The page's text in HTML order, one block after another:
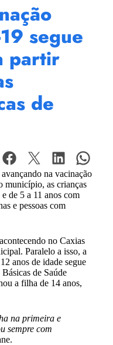
segue
partir
de
na vacinação
município, as crianças
de 5 a 11 anos com
e pessoas com
no Caxias
Paralelo a isso, a
anos de idade segue
de Saúde
a filha de 14 anos,
na primeira e
sempre com